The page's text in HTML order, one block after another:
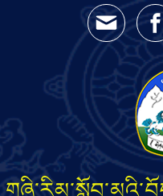
Skip to main content